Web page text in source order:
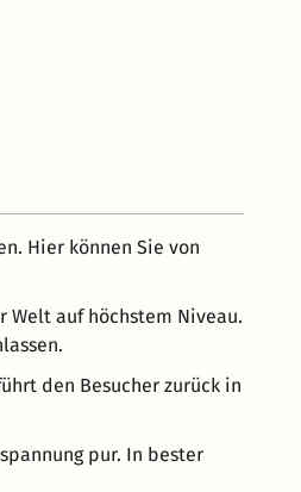
Hier können Sie von
Welt auf höchstem Niveau.
den Besucher zurück in
pur. In bester